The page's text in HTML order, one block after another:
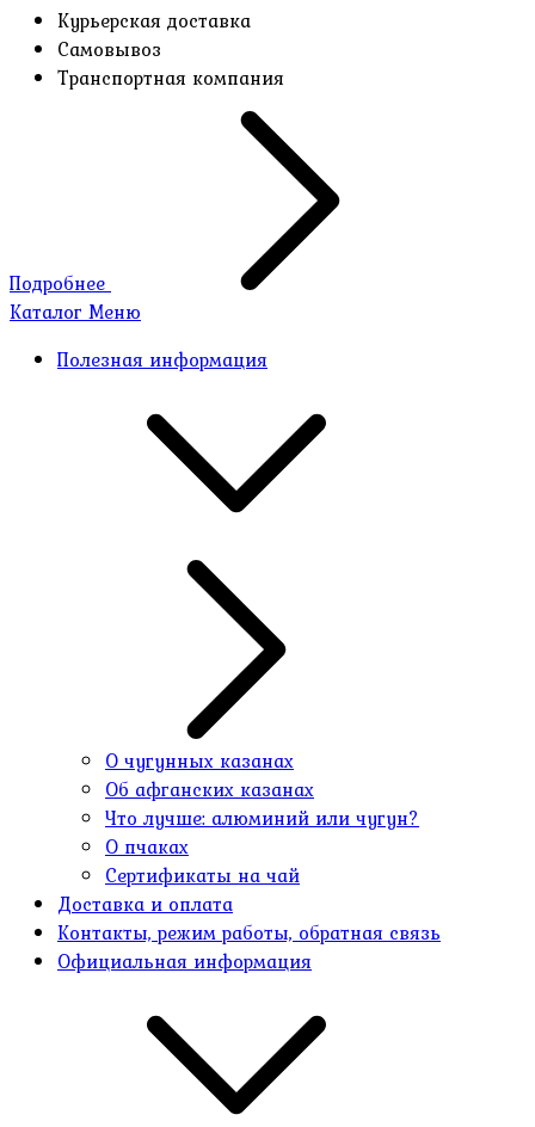
Курьерская доставка
Самовывоз
Транспортная компания
Подробнее
Каталог Меню
Полезная информация
О чугунных казанах
Об афганских казанах
Что лучше: алюминий или чугун?
О пчаках
Сертификаты на чай
Доставка и оплата
Контакты, режим работы, обратная связь
Официальная информация